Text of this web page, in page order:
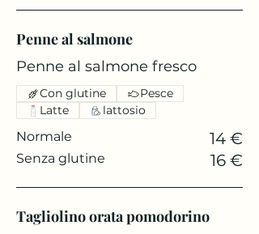
Penne al salmone
Penne al salmone fresco
Normale 14 €
Senza glutine 16 €
Con glutine
Pesce
Latte
lattosio
Tagliolino orata pomodorino